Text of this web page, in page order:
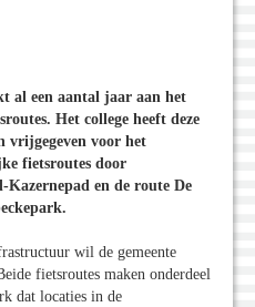
al een aantal jaar aan het
Het college heeft deze
vrijgegeven voor het
fietsroutes door
en de route De
wil de gemeente
fietsroutes maken onderdeel
dat locaties in de